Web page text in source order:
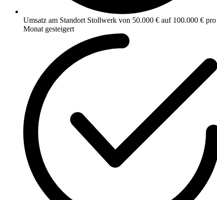
Umsatz am Standort Stollwerk von 50.000 € auf 100.000 € pro
Monat gesteigert